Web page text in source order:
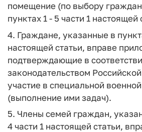
помещение (по выбору
пунктах 1 - 5 части 1 настоящей
4. Граждане, указанные в
настоящей статьи, вправе
подтверждающие в
законодательством
участие в специальной
(выполнение ими задач).
5. Члены семей граждан,
4 части 1 настоящей статьи,